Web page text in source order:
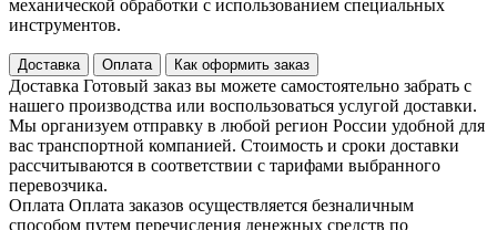
механической обработки с использованием специальных
инструментов.
Доставка Оплата Как оформить заказ
Доставка Готовый заказ вы можете самостоятельно забрать с
нашего производства или воспользоваться услугой доставки.
Мы организуем отправку в любой регион России удобной для
вас транспортной компанией. Стоимость и сроки доставки
рассчитываются в соответствии с тарифами выбранного
перевозчика.
Оплата Оплата заказов осуществляется безналичным
способом путем перечисления денежных средств по